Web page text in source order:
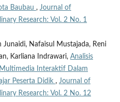
Baubau , Journal of
Research: Vol. 2 No. 1
Junaidi, Nafaisul Mustajada, Reni
Karliana Indrawari, Analisis
Interaktif Dalam
Peserta Didik , Journal of
Research: Vol. 2 No. 12